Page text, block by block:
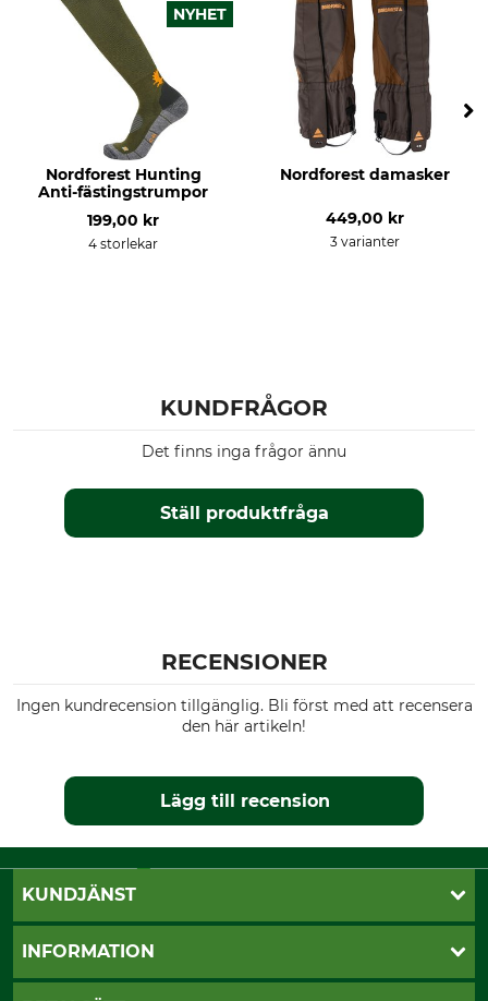
NYHET
Nordforest Hunting
Anti-fästingstrumpor
199,00 kr
4 storlekar
Nordforest damasker
449,00 kr
3 varianter
KUNDFRÅGOR
Ställ produktfråga
Det finns inga frågor ännu
RECENSIONER
Ingen kundrecension tillgänglig. Bli först med att recensera
den här artikeln!
Lägg till recension
KUNDJÄNST
Öppettider
Vanliga frågor
INFORMATION